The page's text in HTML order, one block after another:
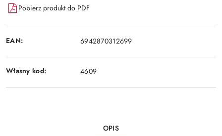
Pobierz produkt do PDF
EAN: 6942870312699
Własny kod: 4609
OPIS